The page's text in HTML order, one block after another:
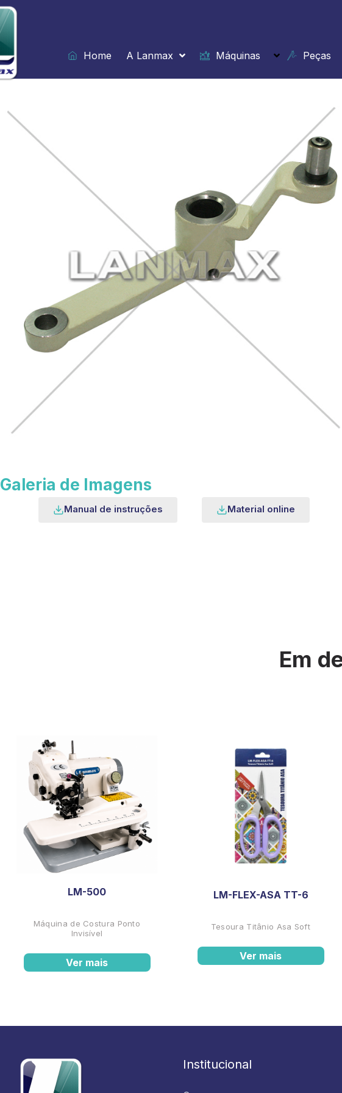
Ir
para
o
conteúdo
Home
A Lanmax Máquinas Peças
Galeria de Imagens
Manual de instruções Material online
Em
LM-500
Máquina de Costura Ponto
Invisível
Ver mais
LM-FLEX-ASA TT-6
Tesoura Titânio Asa Soft
Ver mais
Institucional